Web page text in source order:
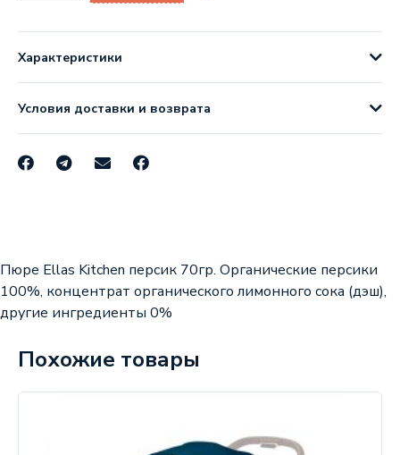
Характеристики
Условия доставки и возврата
Пюре Ellas Kitchen персик 70гр. Органические персики
100%, концентрат органического лимонного сока (дэш),
другие ингредиенты 0%
Похожие товары